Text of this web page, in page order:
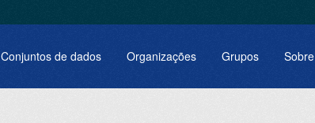
Conjuntos de dados Organizações Grupos Sobre